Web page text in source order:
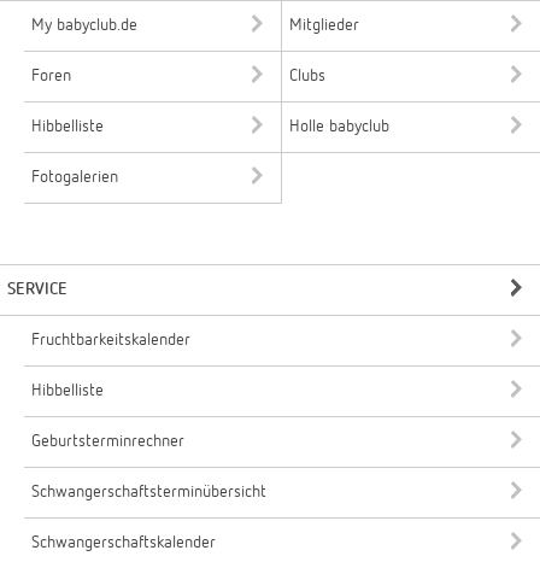
My babyclub.de Mitglieder
Foren Clubs
Hibbelliste Holle babyclub
Fotogalerien
SERVICE
Fruchtbarkeitskalender
Hibbelliste
Geburtsterminrechner
Schwangerschaftsterminübersicht
Schwangerschaftskalender